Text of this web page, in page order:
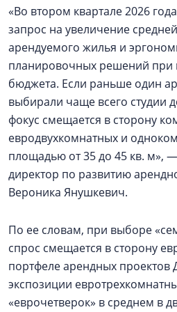
«Во втором квартале 2026
запрос на увеличение
арендуемого жилья и
планировочных решений
бюджета. Если раньше один
выбирали чаще всего студии
фокус смещается в сторону
евродвухкомнатных и
площадью от 35 до 45 кв. м», —
директор по развитию
Вероника Янушкевич.
По ее словам, при выборе
спрос смещается в сторону
портфеле арендных
экспозиции
«еврочетверок» в среднем в